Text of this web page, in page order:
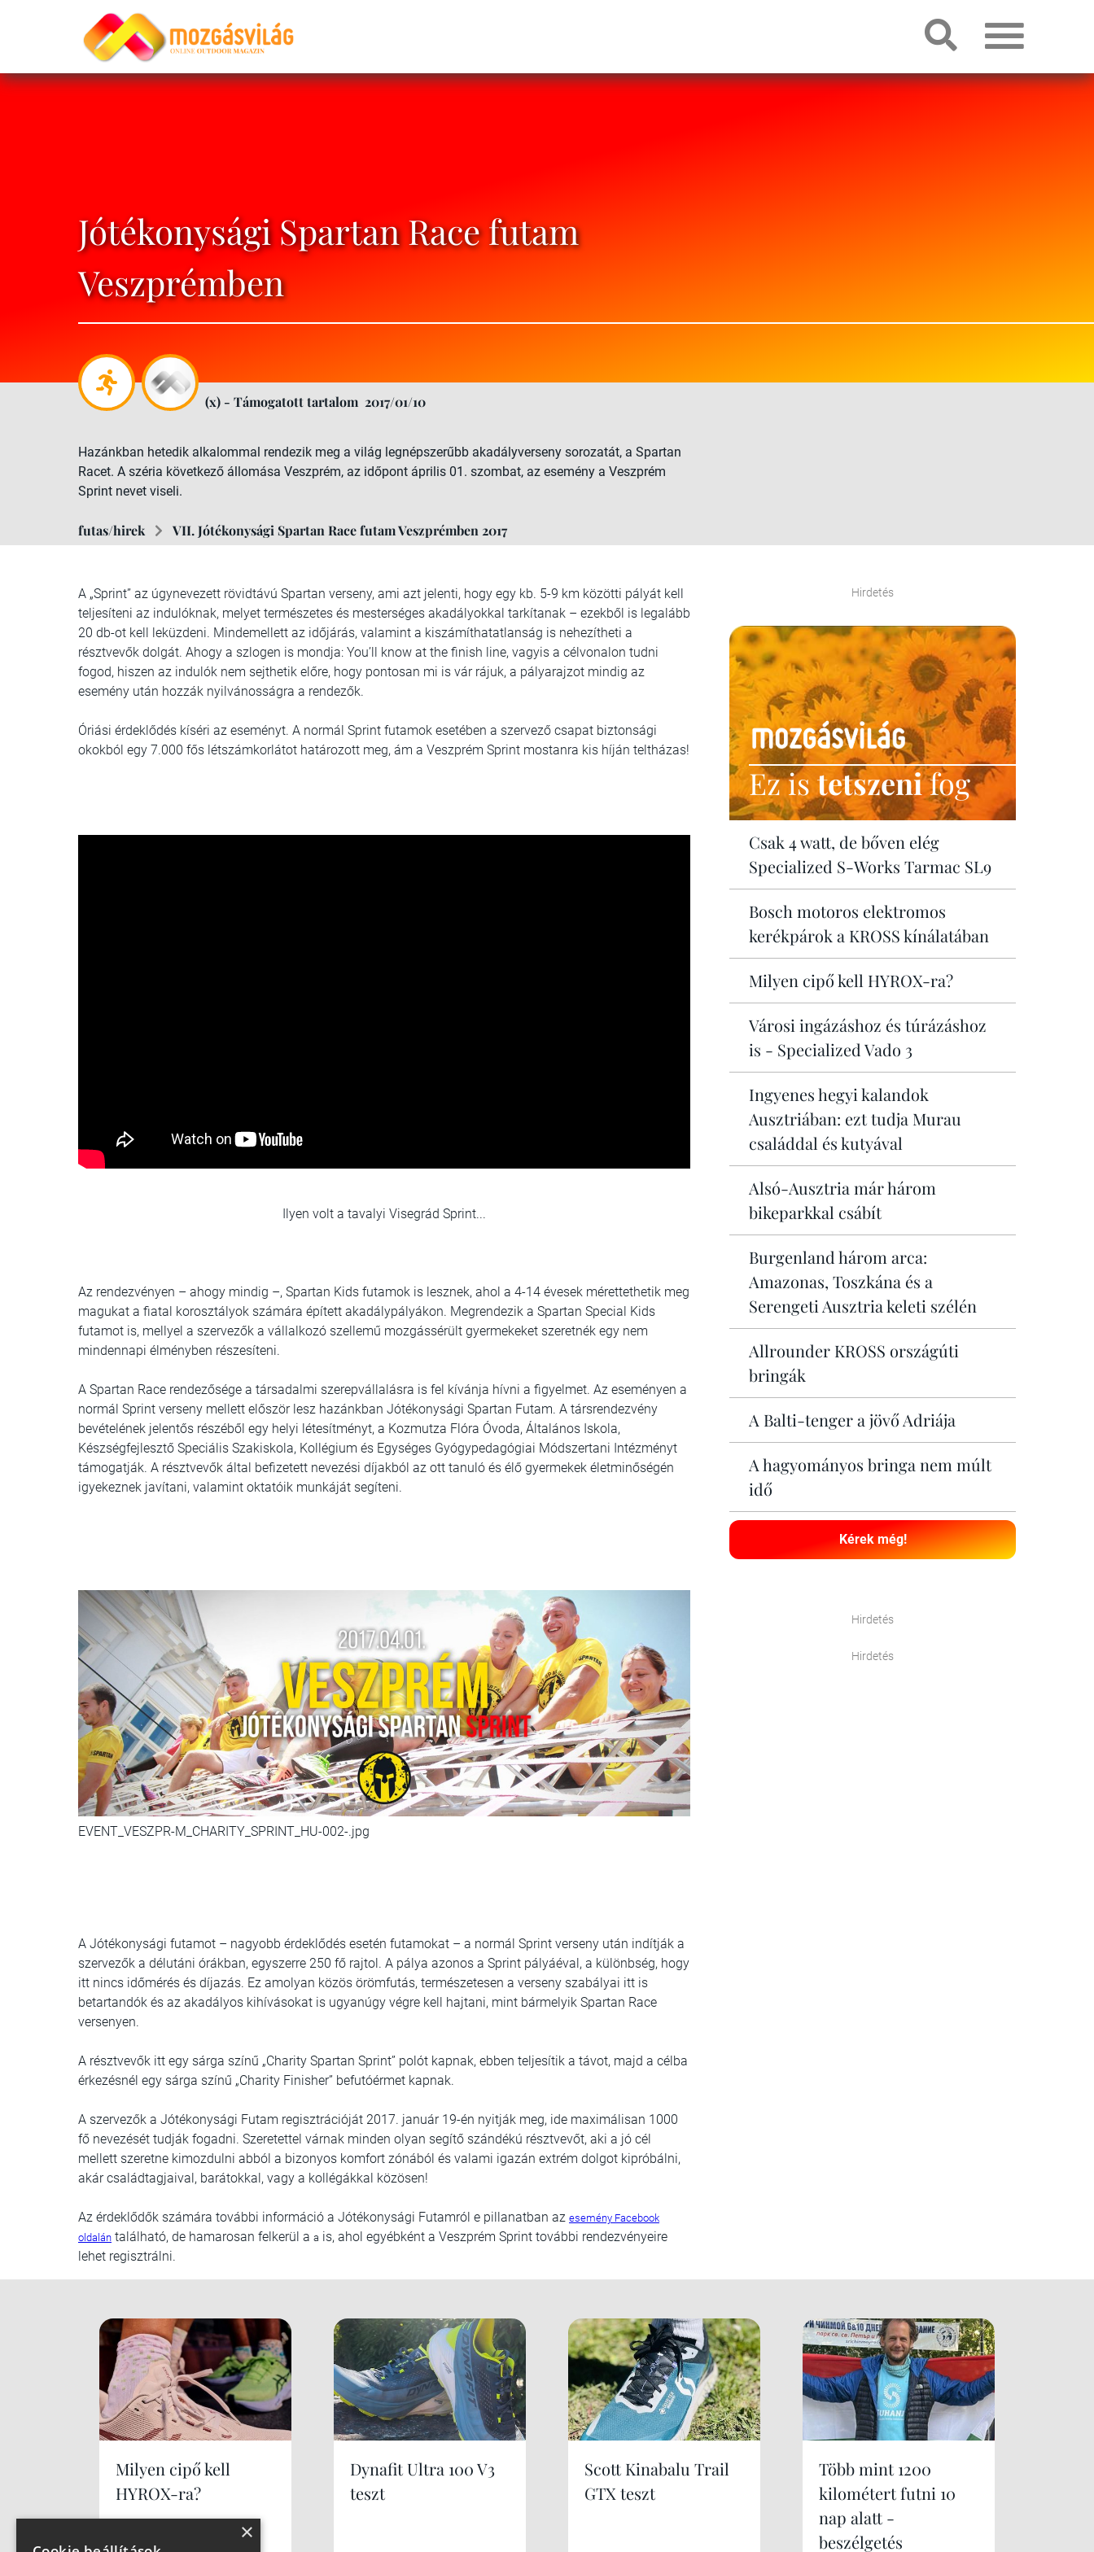
Jótékonysági Spartan Race futam
Veszprémben
(x) - Támogatott tartalom 2017/01/10
Hazánkban hetedik alkalommal rendezik meg a világ legnépszerűbb akadályverseny sorozatát, a Spartan
Racet. A széria következő állomása Veszprém, az időpont április 01. szombat, az esemény a Veszprém
Sprint nevet viseli.
futas/hirek VII. Jótékonysági Spartan Race futam Veszprémben 2017
A „Sprint” az úgynevezett rövidtávú Spartan verseny, ami azt jelenti, hogy egy kb. 5-9 km közötti pályát kell
teljesíteni az indulóknak, melyet természetes és mesterséges akadályokkal tarkítanak – ezekből is legalább
20 db-ot kell leküzdeni. Mindemellett az időjárás, valamint a kiszámíthatatlanság is nehezítheti a
résztvevők dolgát. Ahogy a szlogen is mondja: You’ll know at the finish line, vagyis a célvonalon tudni
fogod, hiszen az indulók nem sejthetik előre, hogy pontosan mi is vár rájuk, a pályarajzot mindig az
esemény után hozzák nyilvánosságra a rendezők.
Óriási érdeklődés kíséri az eseményt. A normál Sprint futamok esetében a szervező csapat biztonsági
okokból egy 7.000 fős létszámkorlátot határozott meg, ám a Veszprém Sprint mostanra kis híján teltházas!
Ilyen volt a tavalyi Visegrád Sprint...
Az rendezvényen – ahogy mindig –, Spartan Kids futamok is lesznek, ahol a 4-14 évesek mérettethetik meg
magukat a fiatal korosztályok számára épített akadálypályákon. Megrendezik a Spartan Special Kids
futamot is, mellyel a szervezők a vállalkozó szellemű mozgássérült gyermekeket szeretnék egy nem
mindennapi élményben részesíteni.
A Spartan Race rendezősége a társadalmi szerepvállalásra is fel kívánja hívni a figyelmet. Az eseményen a
normál Sprint verseny mellett először lesz hazánkban Jótékonysági Spartan Futam. A társrendezvény
bevételének jelentős részéből egy helyi létesítményt, a Kozmutza Flóra Óvoda, Általános Iskola,
Készségfejlesztő Speciális Szakiskola, Kollégium és Egységes Gyógypedagógiai Módszertani Intézményt
támogatják. A résztvevők által befizetett nevezési díjakból az ott tanuló és élő gyermekek életminőségén
igyekeznek javítani, valamint oktatóik munkáját segíteni.
EVENT_VESZPR-M_CHARITY_SPRINT_HU-002-.jpg
A Jótékonysági futamot – nagyobb érdeklődés esetén futamokat – a normál Sprint verseny után indítják a
szervezők a délutáni órákban, egyszerre 250 fő rajtol. A pálya azonos a Sprint pályáéval, a különbség, hogy
itt nincs időmérés és díjazás. Ez amolyan közös örömfutás, természetesen a verseny szabályai itt is
betartandók és az akadályos kihívásokat is ugyanúgy végre kell hajtani, mint bármelyik Spartan Race
versenyen.
A résztvevők itt egy sárga színű „Charity Spartan Sprint” polót kapnak, ebben teljesítik a távot, majd a célba
érkezésnél egy sárga színű „Charity Finisher” befutóérmet kapnak.
A szervezők a Jótékonysági Futam regisztrációját 2017. január 19-én nyitják meg, ide maximálisan 1000
fő nevezését tudják fogadni. Szeretettel várnak minden olyan segítő szándékú résztvevőt, aki a jó cél
mellett szeretne kimozdulni abból a bizonyos komfort zónából és valami igazán extrém dolgot kipróbálni,
akár családtagjaival, barátokkal, vagy a kollégákkal közösen!
Az érdeklődők számára további információ a Jótékonysági Futamról e pillanatban az esemény Facebook
oldalán található, de hamarosan felkerül a a is, ahol egyébként a Veszprém Sprint további rendezvényeire
lehet regisztrálni.
Hirdetés
Ez istetszenifog
Csak 4 watt, de bőven elég
Specialized S-Works Tarmac SL9
Bosch motoros elektromos
kerékpárok a KROSS kínálatában
Milyen cipő kell HYROX-ra?
Városi ingázáshoz és túrázáshoz
is - Specialized Vado 3
Ingyenes hegyi kalandok
Ausztriában: ezt tudja Murau
családdal és kutyával
Alsó-Ausztria már három
bikeparkkal csábít
Burgenland három arca:
Amazonas, Toszkána és a
Serengeti Ausztria keleti szélén
Allrounder KROSS országúti
bringák
A Balti-tenger a jövő Adriája
A hagyományos bringa nem múlt
idő
Kérek még!
Hirdetés
Hirdetés
Milyen cipő kell
HYROX-ra?
Dynafit Ultra 100 V3
teszt
Scott Kinabalu Trail
GTX teszt
Több mint 1200
kilométert futni 10
nap alatt -
beszélgetés
×